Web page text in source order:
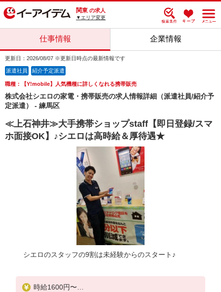
関東 の求人
▼エリア変更
仕事情報 企業情報
更新日：2026/08/07 ※更新日時点の最新情報です
派遣社員 紹介予定派遣
職種：【Y!mobile】人気機種に詳しくなれる携帯販売
株式会社シエロの家電・携帯販売の求人情報詳細（派遣社員/紹介予
定派遣） - 練馬区
≪上石神井≫大手携帯ショップstaff【即日登録/スマ
ホ面接OK】♪シエロは高時給＆厚待遇★
シエロのスタッフの9割は未経験からのスタート♪
時給1600円〜